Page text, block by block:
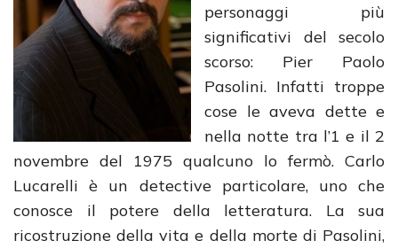
personaggi più
significativi del secolo
scorso: Pier Paolo
Pasolini. Infatti troppe
cose le aveva dette e
nella notte tra l’1 e il 2
novembre del 1975 qualcuno lo fermò. Carlo
Lucarelli è un detective particolare, uno che
conosce il potere della letteratura. La sua
ricostruzione della vita e della morte di Pasolini,